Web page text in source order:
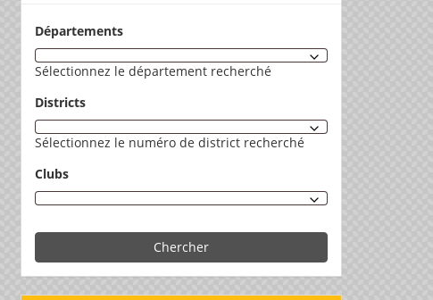
Départements
Sélectionnez le département recherché
Districts
Sélectionnez le numéro de district recherché
Clubs
Chercher